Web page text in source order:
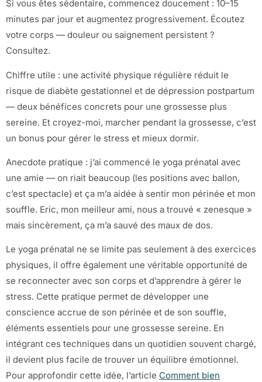
Si vous êtes sédentaire, commencez doucement : 10–15
minutes par jour et augmentez progressivement. Écoutez
votre corps — douleur ou saignement persistent ?
Consultez.
Chiffre utile : une activité physique régulière réduit le
risque de diabète gestationnel et de dépression postpartum
— deux bénéfices concrets pour une grossesse plus
sereine. Et croyez-moi, marcher pendant la grossesse, c’est
un bonus pour gérer le stress et mieux dormir.
Anecdote pratique : j’ai commencé le yoga prénatal avec
une amie — on riait beaucoup (les positions avec ballon,
c’est spectacle) et ça m’a aidée à sentir mon périnée et mon
souffle. Eric, mon meilleur ami, nous a trouvé « zenesque »
mais sincèrement, ça m’a sauvé des maux de dos.
Le yoga prénatal ne se limite pas seulement à des exercices
physiques, il offre également une véritable opportunité de
se reconnecter avec son corps et d’apprendre à gérer le
stress. Cette pratique permet de développer une
conscience accrue de son périnée et de son souffle,
éléments essentiels pour une grossesse sereine. En
intégrant ces techniques dans un quotidien souvent chargé,
il devient plus facile de trouver un équilibre émotionnel.
Pour approfondir cette idée, l’article Comment bien